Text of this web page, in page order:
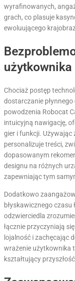
wyrafinowanych,
grach, co plasuje
ewoluującego
użytkownika
Chociaż postęp
dostarczanie
powodzenia Robocat
intuicyjną nawigację,
gier i funkcji.
personalizuje treści,
dopasowanym
designu na różnych
zapewniając tym
Dodatkowo
błyskawicznego
odzwierciedla
łącznie przyczyniają
lojalność i zachęcając
wrażenie użytkownika
kształtujący